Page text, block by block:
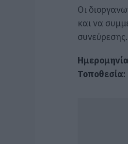
Οι
και να
συνεύρεσης.
Τοποθεσία: